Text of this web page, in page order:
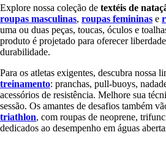
Explore nossa coleção de textéis de
roupas masculinas, roupas femininas e
uma ou duas peças, toucas, óculos e
produto é projetado para oferecer
durabilidade.
Para os atletas exigentes, descubra nossa
treinamento: pranchas, pull-buoys,
acessórios de resistência. Melhore sua
sessão. Os amantes de desafios também
triathlon, com roupas de neoprene,
dedicados ao desempenho em águas